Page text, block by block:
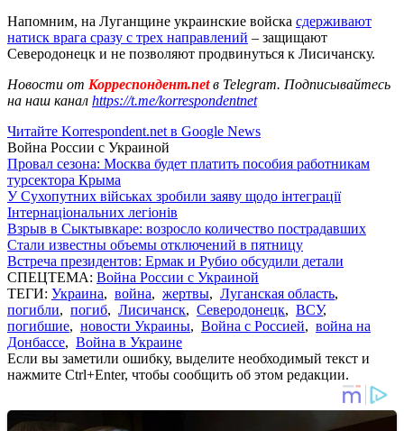
Напомним, на Луганщине украинские войска сдерживают
натиск врага сразу с трех направлений – защищают
Северодонецк и не позволяют продвинуться к Лисичанску.
Новости от Корреспондент.netв Telegram. Подписывайтесь
на наш канал https://t.me/korrespondentnet
Читайте Korrespondent.net в Google News
Война России с Украиной
Провал сезона: Москва будет платить пособия работникам
турсектора Крыма
У Сухопутних військах зробили заяву щодо інтеграції
Інтернаціональних легіонів
Взрыв в Сыктывкаре: возросло количество пострадавших
Стали известны объемы отключений в пятницу
Встреча президентов: Ермак и Рубио обсудили детали
СПЕЦТЕМА: Война России с Украиной
ТЕГИ: Украина, война, жертвы, Луганская область,
погибли, погиб, Лисичанск, Северодонецк, ВСУ,
погибшие, новости Украины, Война с Россией, война на
Донбассе, Война в Украине
Если вы заметили ошибку, выделите необходимый текст и
нажмите Ctrl+Enter, чтобы сообщить об этом редакции.